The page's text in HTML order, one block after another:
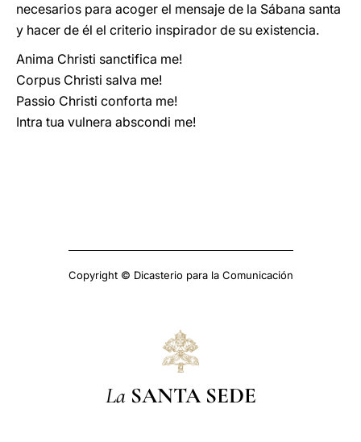
necesarios para acoger el mensaje de la Sábana santa
y hacer de él el criterio inspirador de su existencia.
Anima Christi sanctifica me!
Corpus Christi salva me!
Passio Christi conforta me!
Intra tua vulnera abscondi me!
Copyright © Dicasterio para la Comunicación
La SANTA SEDE